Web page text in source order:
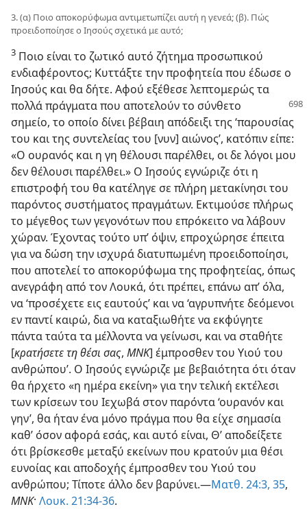
3. (α) Ποιο αποκορύφωμα αντιμετωπίζει αυτή η γενεά; (β). Πώς
προειδοποίησε ο Ιησούς σχετικά με αυτό;
3 Ποιο είναι το ζωτικό αυτό ζήτημα προσωπικού
ενδιαφέροντος; Κυττάξτε την προφητεία που έδωσε ο
Ιησούς και θα δήτε. Αφού εξέθεσε λεπτομερώς τα
πολλά πράγματα που αποτελούντο σύνθετο
σημείο, το οποίο δίνει βέβαιη απόδειξι της ‘παρουσίας
του και της συντελείας του [νυν] αιώνος’, κατόπιν είπε:
«Ο ουρανός και η γη θέλουσι παρέλθει, οι δε λόγοι μου
δεν θέλουσι παρέλθει.» Ο Ιησούς εγνώριζε ότι η
επιστροφή του θα κατέληγε σε πλήρη μετακίνησι του
παρόντος συστήματος πραγμάτων. Εκτιμούσε πλήρως
το μέγεθος των γεγονότων που επρόκειτο να λάβουν
χώραν. Έχοντας τούτο υπ’ όψιν, επροχώρησε έπειτα
για να δώση την ισχυρά διατυπωμένη προειδοποίησι,
που αποτελεί το αποκορύφωμα της προφητείας, όπως
ανεγράφη από τον Λουκά, ότι πρέπει, επάνω απ’ όλα,
να ‘προσέχετε εις εαυτούς’ και να ‘αγρυπνήτε δεόμενοι
εν παντί καιρώ, δια να καταξιωθήτε να εκφύγητε
πάντα ταύτα τα μέλλοντα να γείνωσι, και να σταθήτε
[κρατήσετε τη θέσι σας, ΜΝΚ] έμπροσθεν του Υιού του
ανθρώπου’. Ο Ιησούς εγνώριζε με βεβαιότητα ότι όταν
θα ήρχετο «η ημέρα εκείνη» για την τελική εκτέλεσι
των κρίσεων του Ιεχωβά στον παρόντα ‘ουρανόν και
γην’, θα ήταν ένα μόνο πράγμα που θα είχε σημασία
καθ’ όσον αφορά εσάς, και αυτό είναι, Θ’ αποδείξετε
ότι βρίσκεσθε μεταξύ εκείνων που κρατούν μια θέσι
ευνοίας και αποδοχής έμπροσθεν του Υιού του
ανθρώπου; Τίποτε άλλο δεν βαρύνει.​—Ματθ. 24:3, 35,
ΜΝΚ· Λουκ. 21:34-36.